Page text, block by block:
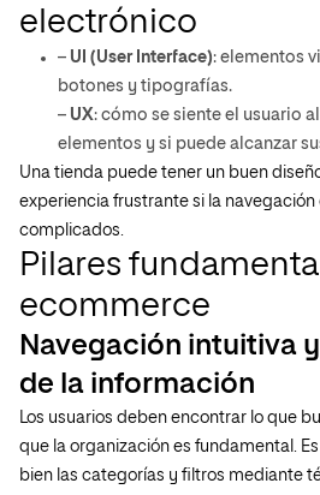
electrónico
– UI (User Interface): elementos
botones y tipografías.
– UX: cómo se siente el usuario
elementos y si puede alcanzar
Una tienda puede tener un buen
experiencia frustrante si la navegación
complicados.
Pilares
ecommerce
Navegación intuitiva
de la información
Los usuarios deben encontrar lo que
que la organización es fundamental.
bien las categorías y filtros mediante